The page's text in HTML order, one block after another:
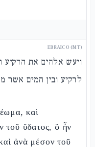
EBRAICO (MT)
ויעש אלהים את הרקיע
לרקיע ובין המים אשר
καὶ
τοῦ ὕδατος, ὃ ἦν
ἀνὰ μέσον τοῦ